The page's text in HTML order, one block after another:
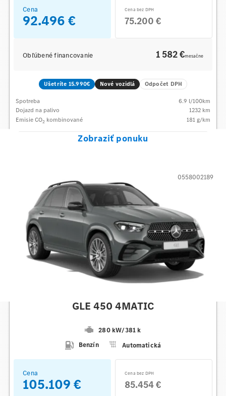
Cena
92.496 €
Cena bez DPH
75.200 €
Obľúbené financovanie 1 582 €mesačne
Ušetríte 15.990€ Nové vozidlá Odpočet DPH
Spotreba 6.9 l/100km
Dojazd na palivo
1232 km
Emisie CO2 kombinované 181 g/km
Zobraziť ponuku
GLE 450 4MATIC
280 kW/381 k
Benzín
Automatická
0558002189
Cena
105.109 €
Cena bez DPH
85.454 €